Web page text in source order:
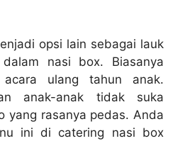
opsi lain sebagai lauk
nasi box. Biasanya
acara ulang tahun anak.
anak-anak tidak suka
yang rasanya pedas. Anda
ini di catering nasi box